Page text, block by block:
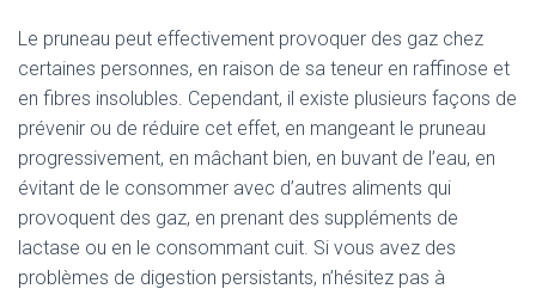
Le pruneau peut effectivement provoquer des gaz chez
certaines personnes, en raison de sa teneur en raffinose et
en fibres insolubles. Cependant, il existe plusieurs façons de
prévenir ou de réduire cet effet, en mangeant le pruneau
progressivement, en mâchant bien, en buvant de l’eau, en
évitant de le consommer avec d’autres aliments qui
provoquent des gaz, en prenant des suppléments de
lactase ou en le consommant cuit. Si vous avez des
problèmes de digestion persistants, n’hésitez pas à